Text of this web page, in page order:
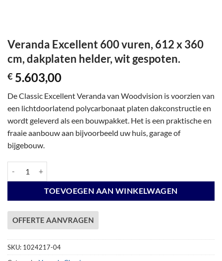
Veranda Excellent 600 vuren, 612 x 360
cm, dakplaten helder, wit gespoten.
€ 5.603,00
De Classic Excellent Veranda van Woodvision is voorzien van
een lichtdoorlatend polycarbonaat platen dakconstructie en
wordt geleverd als een bouwpakket. Het is een praktische en
fraaie aanbouw aan bijvoorbeeld uw huis, garage of
bijgebouw.
TOEVOEGEN AAN WINKELWAGEN
OFFERTE AANVRAGEN
SKU: 1024217-04